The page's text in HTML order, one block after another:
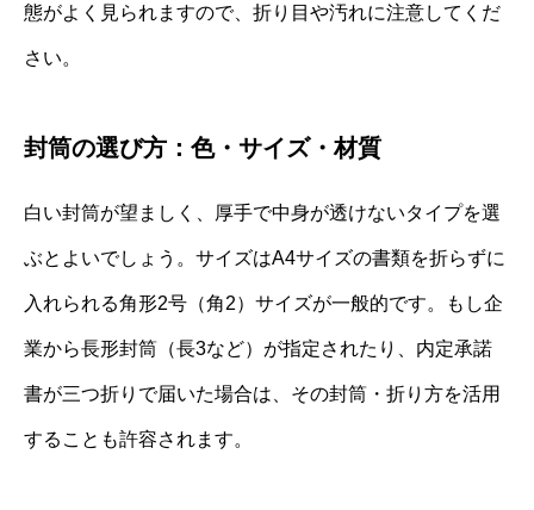
態がよく見られますので、折り目や汚れに注意してくだ
さい。
封筒の選び方：色・サイズ・材質
白い封筒が望ましく、厚手で中身が透けないタイプを選
ぶとよいでしょう。サイズはA4サイズの書類を折らずに
入れられる角形2号（角2）サイズが一般的です。もし企
業から長形封筒（長3など）が指定されたり、内定承諾
書が三つ折りで届いた場合は、その封筒・折り方を活用
することも許容されます。